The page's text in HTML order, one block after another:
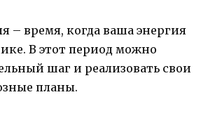
– время, когда ваша энергия
В этот период можно
шаг и реализовать свои
планы.